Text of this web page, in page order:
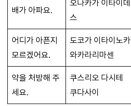
배가 아파요.
오나카가 이타이데
스
어디가 아픈지
모르겠어요.
도코가 이타이노카
와카라리마센
약을 처방해 주
세요.
쿠스리오 다시테
쿠다사이